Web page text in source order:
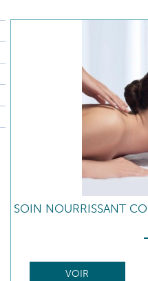
SOIN NOURRISSANT
VOIR